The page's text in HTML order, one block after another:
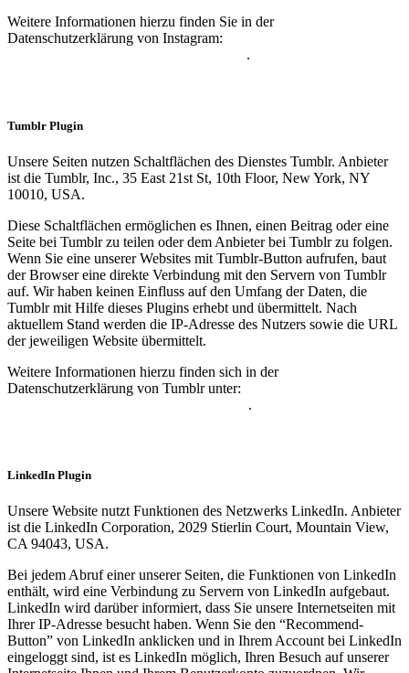
Weitere Informationen hierzu finden Sie in der
Datenschutzerklärung von Instagram:
.
Tumblr Plugin
Unsere Seiten nutzen Schaltflächen des Dienstes Tumblr. Anbieter
ist die Tumblr, Inc., 35 East 21st St, 10th Floor, New York, NY
10010, USA.
Diese Schaltflächen ermöglichen es Ihnen, einen Beitrag oder eine
Seite bei Tumblr zu teilen oder dem Anbieter bei Tumblr zu folgen.
Wenn Sie eine unserer Websites mit Tumblr-Button aufrufen, baut
der Browser eine direkte Verbindung mit den Servern von Tumblr
auf. Wir haben keinen Einfluss auf den Umfang der Daten, die
Tumblr mit Hilfe dieses Plugins erhebt und übermittelt. Nach
aktuellem Stand werden die IP-Adresse des Nutzers sowie die URL
der jeweiligen Website übermittelt.
Weitere Informationen hierzu finden sich in der
Datenschutzerklärung von Tumblr unter:
.
LinkedIn Plugin
Unsere Website nutzt Funktionen des Netzwerks LinkedIn. Anbieter
ist die LinkedIn Corporation, 2029 Stierlin Court, Mountain View,
CA 94043, USA.
Bei jedem Abruf einer unserer Seiten, die Funktionen von LinkedIn
enthält, wird eine Verbindung zu Servern von LinkedIn aufgebaut.
LinkedIn wird darüber informiert, dass Sie unsere Internetseiten mit
Ihrer IP-Adresse besucht haben. Wenn Sie den “Recommend-
Button” von LinkedIn anklicken und in Ihrem Account bei LinkedIn
eingeloggt sind, ist es LinkedIn möglich, Ihren Besuch auf unserer